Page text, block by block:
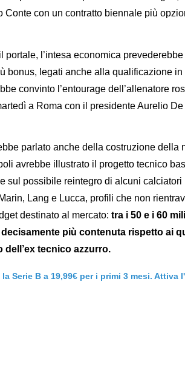
Conte con un contratto biennale più
portale, l’intesa economica
bonus, legati anche alla qualificazione
convinto l’entourage dell’allenatore
a Roma con il presidente Aurelio
parlato anche della costruzione della
avrebbe illustrato il progetto tecnico
sul possibile reintegro di alcuni
Lang e Lucca, profili che non
destinato al mercato: tra i 50 e i 60
più contenuta rispetto ai
dell’ex tecnico azzurro.
la Serie B a 19,99€ per i primi 3 mesi. Attiva